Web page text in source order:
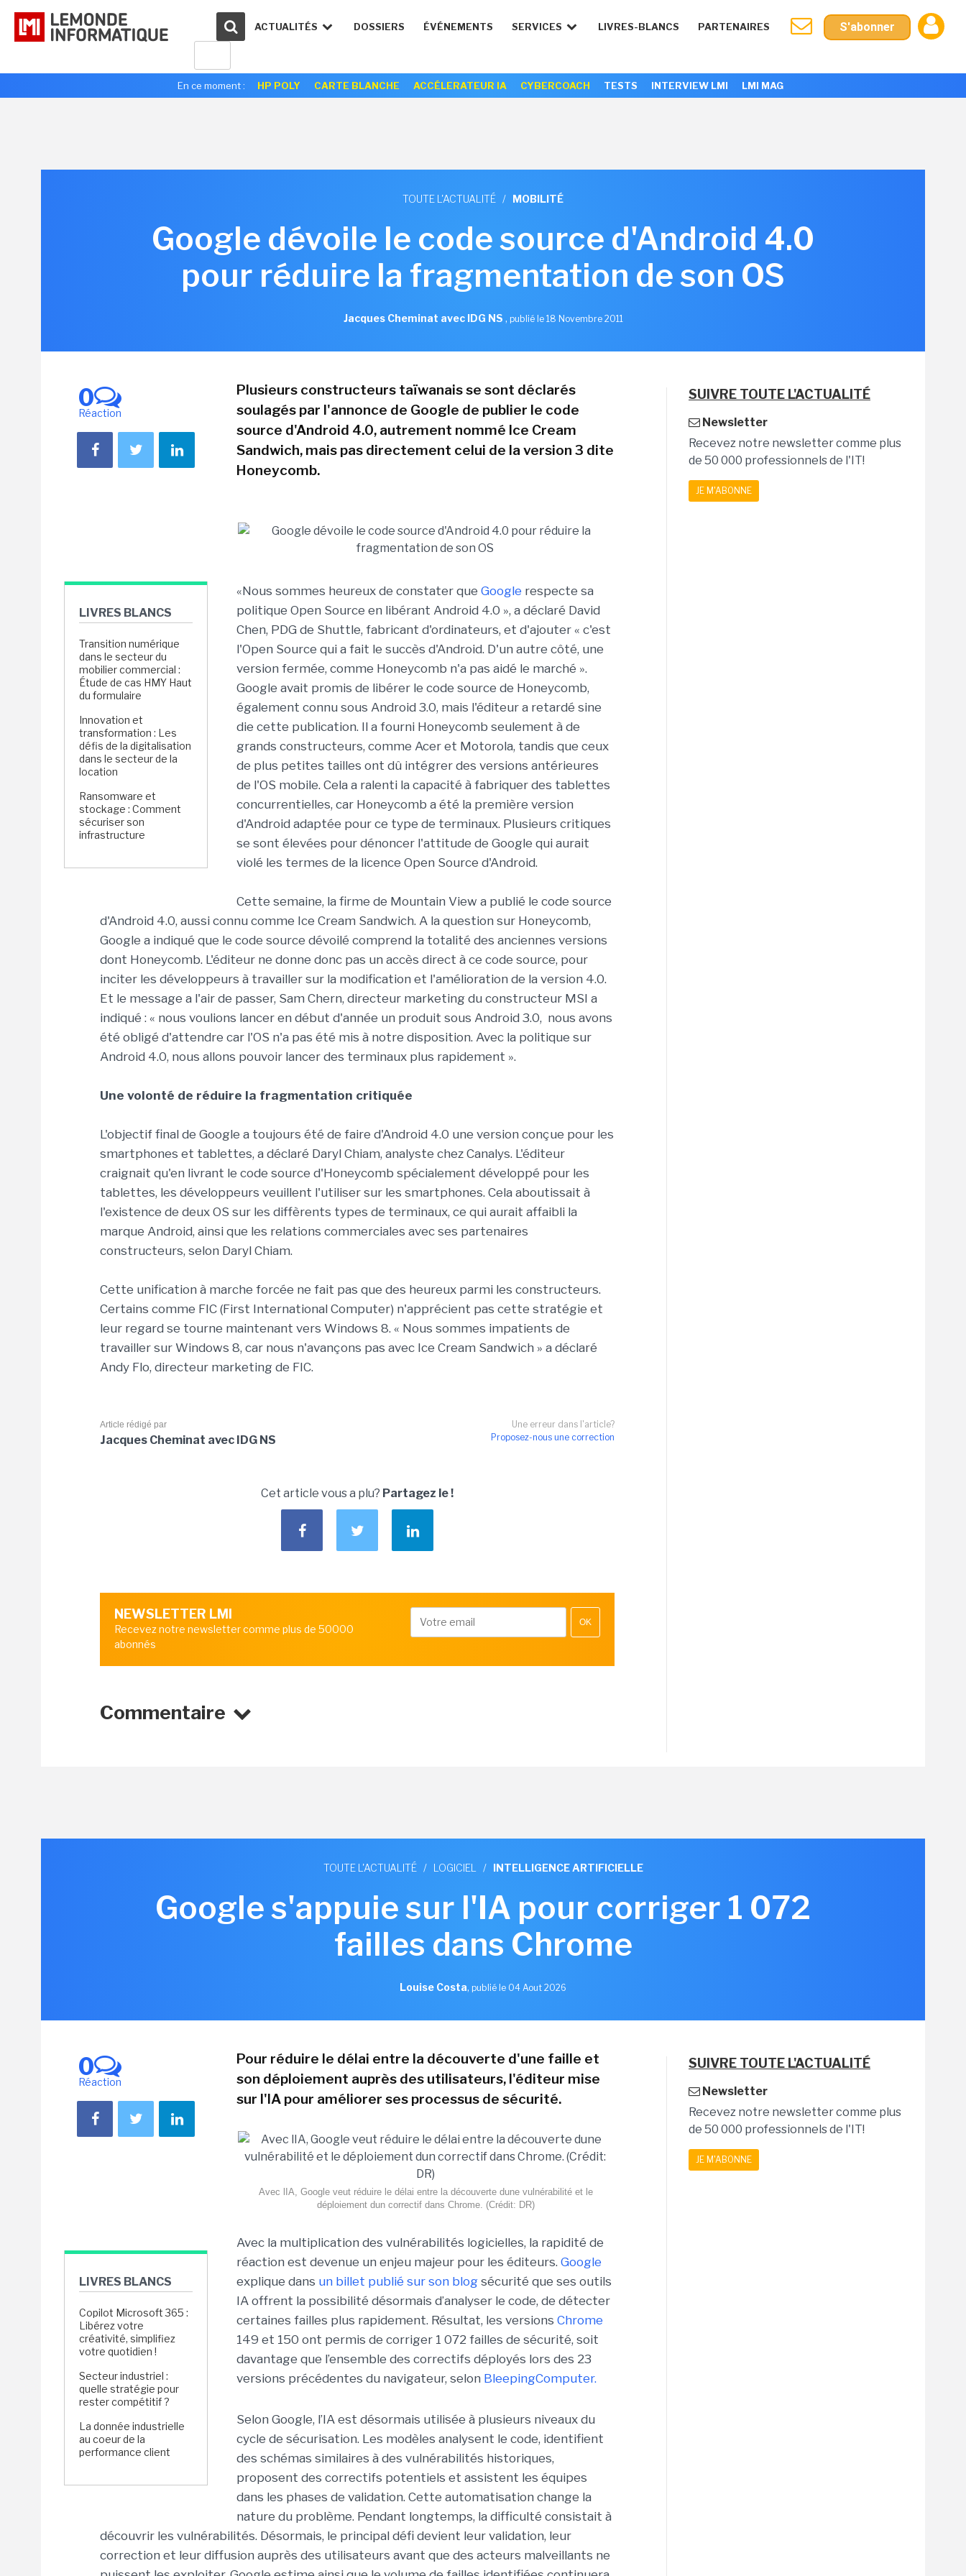
ACTUALITÉS DOSSIERS ÉVÉNEMENTS SERVICES LIVRES-BLANCS PARTENAIRES S'abonner
En ce moment : HP POLY CARTE BLANCHE ACCÉLERATEUR IA CYBERCOACH TESTS INTERVIEW LMI LMI MAG
TOUTE L'ACTUALITÉ / MOBILITÉ
Google dévoile le code source d'Android 4.0
pour réduire la fragmentation de son OS
Jacques Cheminat avec IDG NS , publié le 18 Novembre 2011
0
Réaction
LIVRES BLANCS
Transition numérique
dans le secteur du
mobilier commercial :
Étude de cas HMY Haut
du formulaire
Innovation et
transformation : Les
défis de la digitalisation
dans le secteur de la
location
Ransomware et
stockage : Comment
sécuriser son
infrastructure
Plusieurs constructeurs taïwanais se sont déclarés
soulagés par l'annonce de Google de publier le code
source d'Android 4.0, autrement nommé Ice Cream
Sandwich, mais pas directement celui de la version 3 dite
Honeycomb.
«Nous sommes heureux de constater que Google respecte sa
politique Open Source en libérant Android 4.0 », a déclaré David
Chen, PDG de Shuttle, fabricant d'ordinateurs, et d'ajouter « c'est
l'Open Source qui a fait le succès d'Android. D'un autre côté, une
version fermée, comme Honeycomb n'a pas aidé le marché ».
Google avait promis de libérer le code source de Honeycomb,
également connu sous Android 3.0, mais l'éditeur a retardé sine
die cette publication. Il a fourni Honeycomb seulement à de
grands constructeurs, comme Acer et Motorola, tandis que ceux
de plus petites tailles ont dû intégrer des versions antérieures
de l'OS mobile. Cela a ralenti la capacité à fabriquer des tablettes
concurrentielles, car Honeycomb a été la première version
d'Android adaptée pour ce type de terminaux. Plusieurs critiques
se sont élevées pour dénoncer l'attitude de Google qui aurait
violé les termes de la licence Open Source d'Android.
Cette semaine, la firme de Mountain View a publié le code source
d'Android 4.0, aussi connu comme Ice Cream Sandwich. A la question sur Honeycomb,
Google a indiqué que le code source dévoilé comprend la totalité des anciennes versions
dont Honeycomb. L'éditeur ne donne donc pas un accès direct à ce code source, pour
inciter les développeurs à travailler sur la modification et l'amélioration de la version 4.0.
Et le message a l'air de passer, Sam Chern, directeur marketing du constructeur MSI a
indiqué : « nous voulions lancer en début d'année un produit sous Android 3.0, nous avons
été obligé d'attendre car l'OS n'a pas été mis à notre disposition. Avec la politique sur
Android 4.0, nous allons pouvoir lancer des terminaux plus rapidement ».
Une volonté de réduire la fragmentation critiquée
L'objectif final de Google a toujours été de faire d'Android 4.0 une version conçue pour les
smartphones et tablettes, a déclaré Daryl Chiam, analyste chez Canalys. L'éditeur
craignait qu'en livrant le code source d'Honeycomb spécialement développé pour les
tablettes, les développeurs veuillent l'utiliser sur les smartphones. Cela aboutissait à
l'existence de deux OS sur les diffèrents types de terminaux, ce qui aurait affaibli la
marque Android, ainsi que les relations commerciales avec ses partenaires
constructeurs, selon Daryl Chiam.
Cette unification à marche forcée ne fait pas que des heureux parmi les constructeurs.
Certains comme FIC (First International Computer) n'apprécient pas cette stratégie et
leur regard se tourne maintenant vers Windows 8. « Nous sommes impatients de
travailler sur Windows 8, car nous n'avançons pas avec Ice Cream Sandwich » a déclaré
Andy Flo, directeur marketing de FIC.
Une erreur dans l'article?
Proposez-nous une correction
Article rédigé par
Jacques Cheminat avec IDG NS
Cet article vous a plu? Partagez le !
NEWSLETTER LMI
Recevez notre newsletter comme plus de 50000
abonnés
OK
Commentaire
SUIVRE TOUTE L'ACTUALITÉ
Newsletter
Recevez notre newsletter comme plus
de 50 000 professionnels de l'IT!
JE M'ABONNE
TOUTE L'ACTUALITÉ / LOGICIEL / INTELLIGENCE ARTIFICIELLE
Google s'appuie sur l'IA pour corriger 1 072
failles dans Chrome
Louise Costa, publié le 04 Aout 2026
0
Réaction
LIVRES BLANCS
Copilot Microsoft 365 :
Libérez votre
créativité, simplifiez
votre quotidien !
Secteur industriel :
quelle stratégie pour
rester compétitif ?
La donnée industrielle
au coeur de la
performance client
Pour réduire le délai entre la découverte d'une faille et
son déploiement auprès des utilisateurs, l'éditeur mise
sur l'IA pour améliorer ses processus de sécurité.
Avec lIA, Google veut réduire le délai entre la découverte dune vulnérabilité et le
déploiement dun correctif dans Chrome. (Crédit: DR)
Avec la multiplication des vulnérabilités logicielles, la rapidité de
réaction est devenue un enjeu majeur pour les éditeurs. Google
explique dans un billet publié sur son blog sécurité que ses outils
IA offrent la possibilité désormais d’analyser le code, de détecter
certaines failles plus rapidement. Résultat, les versions Chrome
149 et 150 ont permis de corriger 1 072 failles de sécurité, soit
davantage que l’ensemble des correctifs déployés lors des 23
versions précédentes du navigateur, selon BleepingComputer.
Selon Google, l’IA est désormais utilisée à plusieurs niveaux du
cycle de sécurisation. Les modèles analysent le code, identifient
des schémas similaires à des vulnérabilités historiques,
proposent des correctifs potentiels et assistent les équipes
dans les phases de validation. Cette automatisation change la
nature du problème. Pendant longtemps, la difficulté consistait à
découvrir les vulnérabilités. Désormais, le principal défi devient leur validation, leur
correction et leur diffusion auprès des utilisateurs avant que des acteurs malveillants ne
SUIVRE TOUTE L'ACTUALITÉ
Newsletter
Recevez notre newsletter comme plus
de 50 000 professionnels de l'IT!
JE M'ABONNE